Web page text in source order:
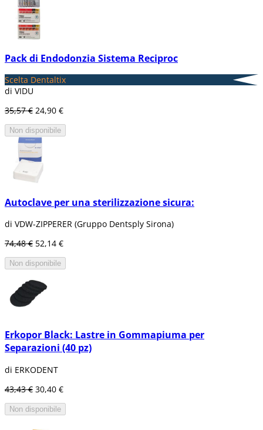
Pack di Endodonzia Sistema Reciproc
Scelta Dentaltix
di VIDU
35,57 € 24,90 €
Non disponibile
Autoclave per una sterilizzazione sicura:
di VDW-ZIPPERER (Gruppo Dentsply Sirona)
74,48 € 52,14 €
Non disponibile
Erkopor Black: Lastre in Gommapiuma per
Separazioni (40 pz)
di ERKODENT
43,43 € 30,40 €
Non disponibile